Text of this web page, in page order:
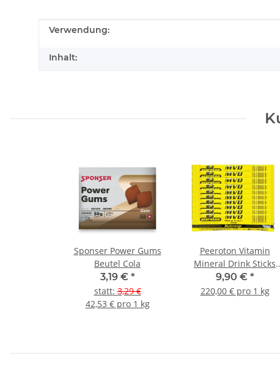
Produkteigenschaft
Wert
Verwendung:
Inhalt:
Sponser Power Gums
Beutel Cola
3,19 € *
statt:3,29 €
42,53 € pro 1 kg
Peeroton Vitamin
Mineral Drink Sticks
10er Pack gemischt
9,90 € *
220,00 € pro 1 kg